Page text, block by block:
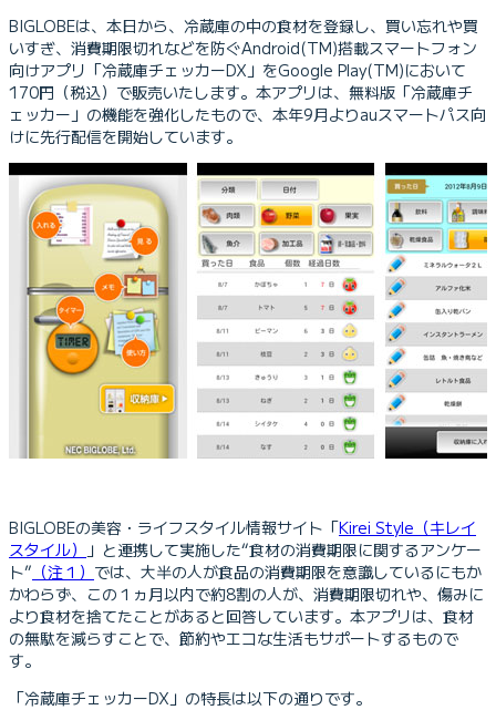
BIGLOBEは、本日から、冷蔵庫の中の食材を登録し、買い忘れや買
いすぎ、消費期限切れなどを防ぐAndroid(TM)搭載スマートフォン
向けアプリ「冷蔵庫チェッカーDX」をGoogle Play(TM)において
170円（税込）で販売いたします。本アプリは、無料版「冷蔵庫チ
ェッカー」の機能を強化したもので、本年9月よりauスマートパス向
けに先行配信を開始しています。
BIGLOBEの美容・ライフスタイル情報サイト「Kirei Style（キレイ
スタイル）
」と連携して実施した“食材の消費期限に関するアンケー
ト” （注１） では、大半の人が食品の消費期限を意識しているにもか
かわらず、この１ヵ月以内で約8割の人が、消費期限切れや、傷みに
より食材を捨てたことがあると回答しています。本アプリは、食材
の無駄を減らすことで、節約やエコな生活もサポートするもので
す。
「冷蔵庫チェッカーDX」の特長は以下の通りです。